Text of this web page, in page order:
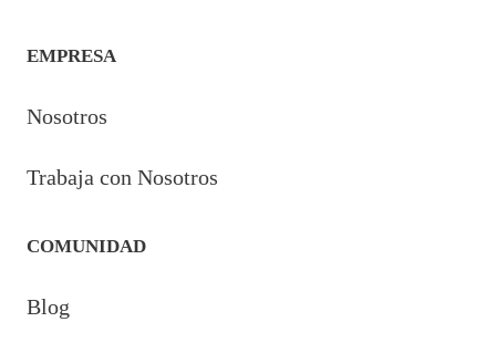
EMPRESA
Nosotros
Trabaja con Nosotros
COMUNIDAD
Blog